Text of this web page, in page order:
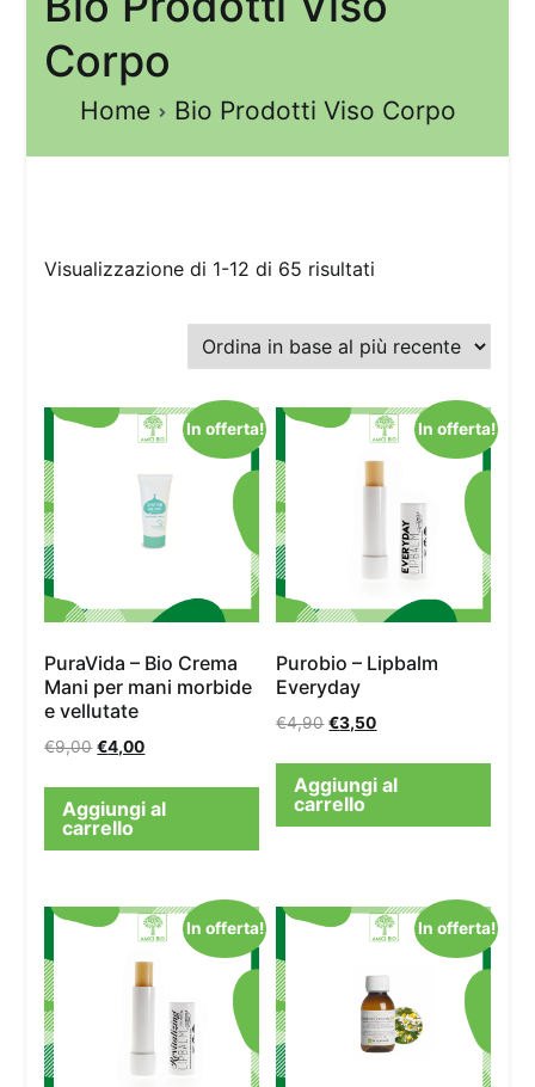
Corpo
Home Bio Prodotti Viso Corpo
Visualizzazione di 1-12 di 65 risultati
In offerta!
PuraVida – Bio Crema
Mani per mani morbide
e vellutate
€9,00 €4,00
Aggiungi al
carrello
In offerta!
Purobio – Lipbalm
Everyday
€4,90 €3,50
Aggiungi al
carrello
In offerta! In offerta!